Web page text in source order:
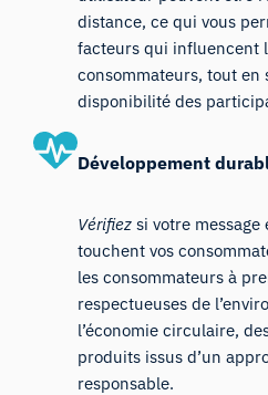
distance, ce qui vous
facteurs qui influencent
consommateurs, tout en
disponibilité des
Développement
Vérifiezsi votre
touchent vos
les consommateurs à
respectueuses de
l’économie circulaire,
produits issus d’un
responsable.